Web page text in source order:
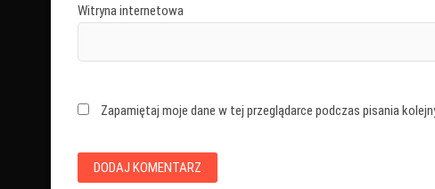
Witryna internetowa
Zapamiętaj moje dane w tej przeglądarce podczas pisania